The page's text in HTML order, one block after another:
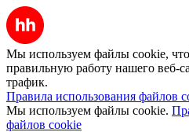
Мы используем файлы cookie,
правильную работу нашего веб-
трафик.
Правила использования файлов
Мы используем файлы cookie.
файлов cookie